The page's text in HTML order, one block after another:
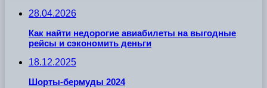
28.04.2026
Как найти недорогие авиабилеты на выгодные
рейсы и сэкономить деньги
18.12.2025
Шорты-бермуды 2024